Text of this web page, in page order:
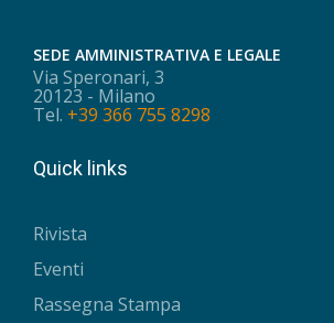
SEDE AMMINISTRATIVA E LEGALE
Via Speronari, 3
20123 - Milano
Tel. +39 366 755 8298
Quick links
Rivista
Eventi
Rassegna Stampa